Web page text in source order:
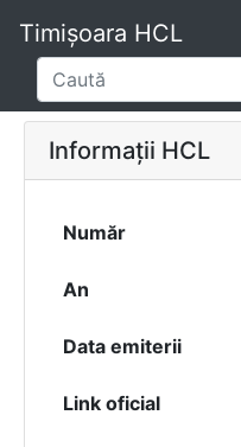
Timișoara HCL
Informații HCL
Număr
An
Data emiterii
Link oficial